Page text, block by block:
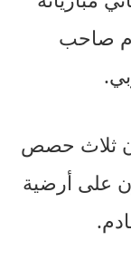
صاحب
ثلاث حصص
على أرضية